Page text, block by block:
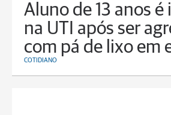
Aluno de 13 anos
na UTI após ser
com pá de lixo em
COTIDIANO